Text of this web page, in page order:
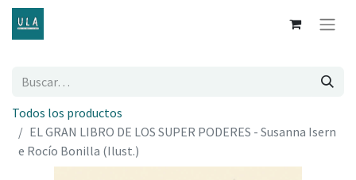
Todos los productos
EL GRAN LIBRO DE LOS SUPER PODERES - Susanna Isern
e Rocío Bonilla (Ilust.)